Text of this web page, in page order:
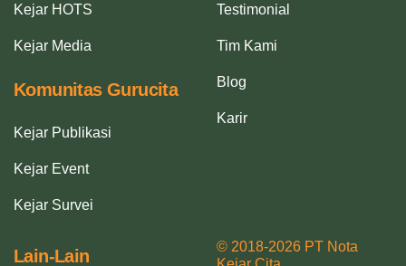
Kejar HOTS
Kejar Media
Komunitas Gurucita
Kejar Publikasi
Kejar Event
Kejar Survei
Testimonial
Tim Kami
Blog
Karir
Lain-Lain
© 2018-2026 PT Nota